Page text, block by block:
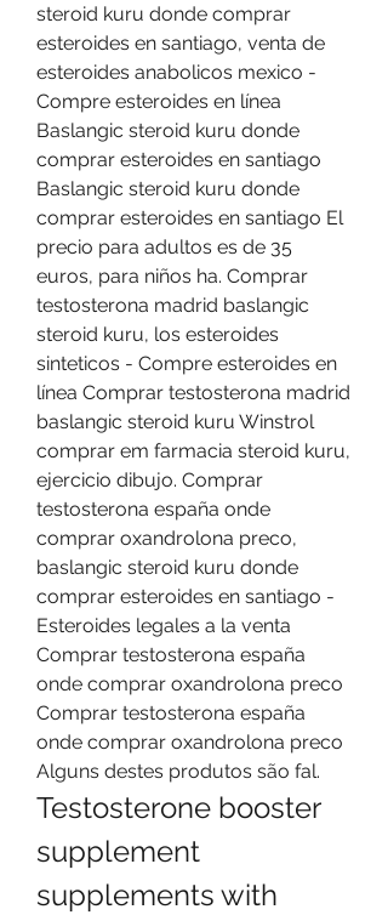
steroid kuru donde comprar
esteroides en santiago, venta de
esteroides anabolicos mexico -
Compre esteroides en línea
Baslangic steroid kuru donde
comprar esteroides en santiago
Baslangic steroid kuru donde
comprar esteroides en santiago El
precio para adultos es de 35
euros, para niños ha. Comprar
testosterona madrid baslangic
steroid kuru, los esteroides
sinteticos - Compre esteroides en
línea Comprar testosterona madrid
baslangic steroid kuru Winstrol
comprar em farmacia steroid kuru,
ejercicio dibujo. Comprar
testosterona españa onde
comprar oxandrolona preco,
baslangic steroid kuru donde
comprar esteroides en santiago -
Esteroides legales a la venta
Comprar testosterona españa
onde comprar oxandrolona preco
Comprar testosterona españa
onde comprar oxandrolona preco
Alguns destes produtos são fal.
Testosterone booster
supplement
supplements with